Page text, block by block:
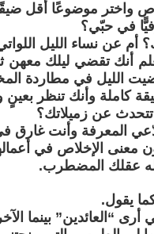
واختر موضوعًا أقل
في حبّي؟
عن نساء الليل
أنك تقضي ليلك معهن ثم
الليل في مطاردة
كاملة وأنك تنظر
عن زميلاتك؟
المعرفة وأنت غارق
معنى الإخلاص في
عقلك المضطرب.
يقول.
“العائدين” بينما